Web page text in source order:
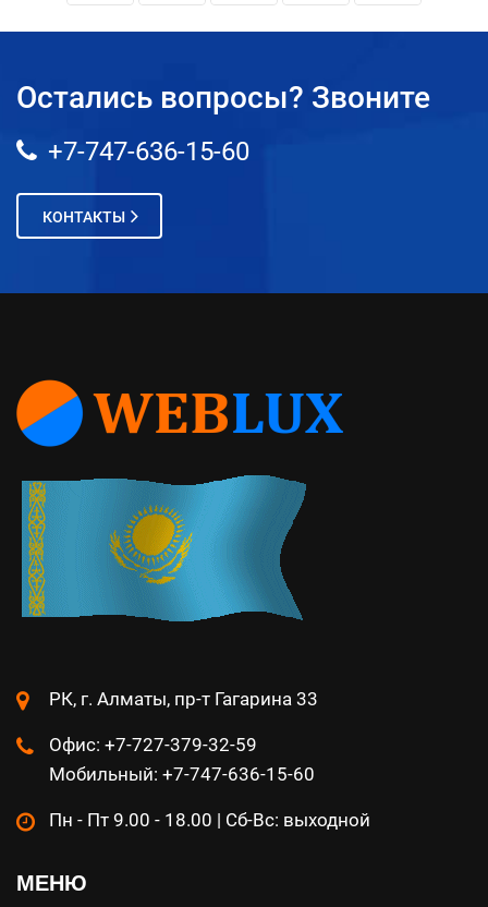
Остались вопросы? Звоните
+7-747-636-15-60
КОНТАКТЫ
РК, г. Алматы, пр-т Гагарина 33
Офис: +7-727-379-32-59
Мобильный: +7-747-636-15-60
Пн - Пт 9.00 - 18.00 | Сб-Вс: выходной
МЕНЮ